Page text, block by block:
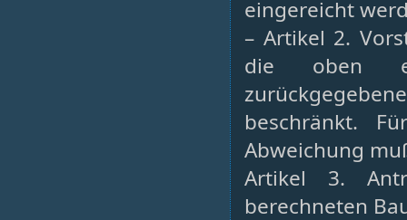
eingereicht
– Artikel 2.
die oben
beschränkt.
Abweichung
Artikel 3.
berechneten